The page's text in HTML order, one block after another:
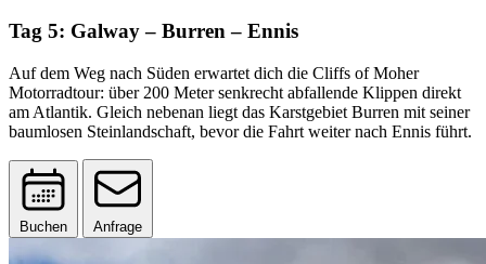
Tag 5: Galway – Burren – Ennis
Auf dem Weg nach Süden erwartet dich die Cliffs of Moher
Motorradtour: über 200 Meter senkrecht abfallende Klippen direkt
am Atlantik. Gleich nebenan liegt das Karstgebiet Burren mit seiner
baumlosen Steinlandschaft, bevor die Fahrt weiter nach Ennis führt.
Buchen Anfrage